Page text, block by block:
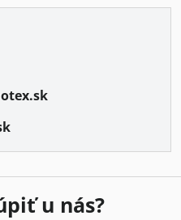
u nás?